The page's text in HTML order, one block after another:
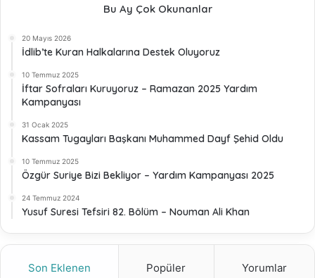
Bu Ay Çok Okunanlar
20 Mayıs 2026
İdlib’te Kuran Halkalarına Destek Oluyoruz
10 Temmuz 2025
İftar Sofraları Kuruyoruz – Ramazan 2025 Yardım
Kampanyası
31 Ocak 2025
Kassam Tugayları Başkanı Muhammed Dayf Şehid Oldu
10 Temmuz 2025
Özgür Suriye Bizi Bekliyor – Yardım Kampanyası 2025
24 Temmuz 2024
Yusuf Suresi Tefsiri 82. Bölüm – Nouman Ali Khan
Son Eklenen Popüler Yorumlar